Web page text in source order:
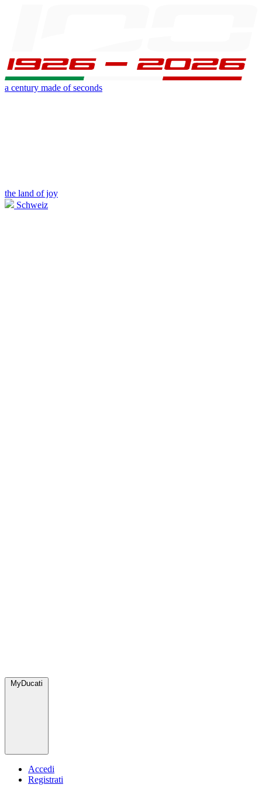
a century made of seconds
the land of joy
Schweiz
MyDucati
Accedi
Registrati